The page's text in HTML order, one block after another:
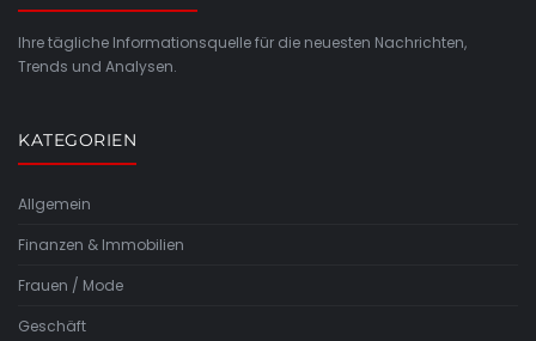
Ihre tägliche Informationsquelle für die neuesten Nachrichten,
Trends und Analysen.
KATEGORIEN
Allgemein
Finanzen & Immobilien
Frauen / Mode
Geschäft